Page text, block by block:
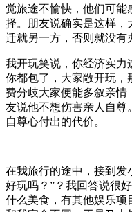
觉旅途不愉快，他们可能
择。朋友说确实是这样，
迁就另一方，否则就没有
我开玩笑说，你经济实力
你都包了，大家敞开玩，
费分歧大家便能多叙亲情
友说他不想伤害亲人自尊
自尊心付出的代价。
在我旅行的途中，接到发
好玩吗？”？我回答说很
什么美食，有其他娱乐项